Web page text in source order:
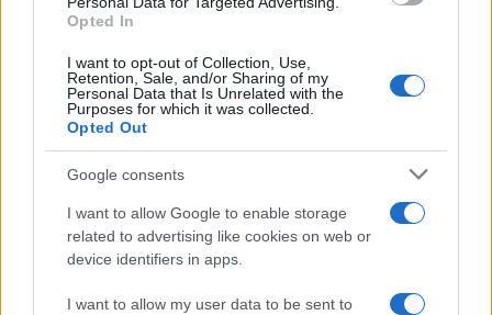
Opted In
I want to opt-out of Collection, Use,
Retention, Sale, and/or Sharing of my
Personal Data that Is Unrelated with the
Purposes for which it was collected.
Opted Out
Google consents
I want to allow Google to enable storage
related to advertising like cookies on web or
device identifiers in apps.
I want to allow my user data to be sent to